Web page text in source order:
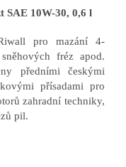
SAE 10W-30, 0,6 l
pro mazání 4-
fréz apod.
předními českými
přísadami pro
zahradní techniky,
pil.